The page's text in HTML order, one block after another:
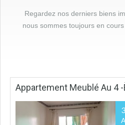
Regardez nos derniers biens
nous sommes toujours en
Appartement Meublé Au 4